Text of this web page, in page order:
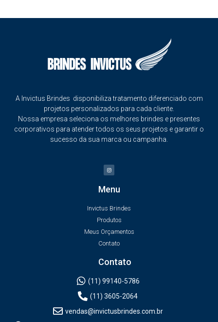
A Invictus Brindes disponibiliza tratamento diferenciado com
projetos personalizados para cada cliente.
Nossa empresa seleciona os melhores brindes e presentes
corporativos para atender todos os seus projetos e garantir o
sucesso da sua marca ou campanha.
Menu
Invictus Brindes
Produtos
Meus Orçamentos
Contato
Contato
(11) 99140-5786
(11) 3605-2064
vendas@invictusbrindes.com.br